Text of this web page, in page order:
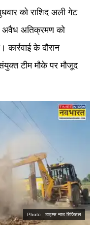
को राशिद अली गेट
अवैध अतिक्रमण को
के दौरान
टीम मौके पर मौजूद
Photo : टाइम्स नाउ डिजिटल